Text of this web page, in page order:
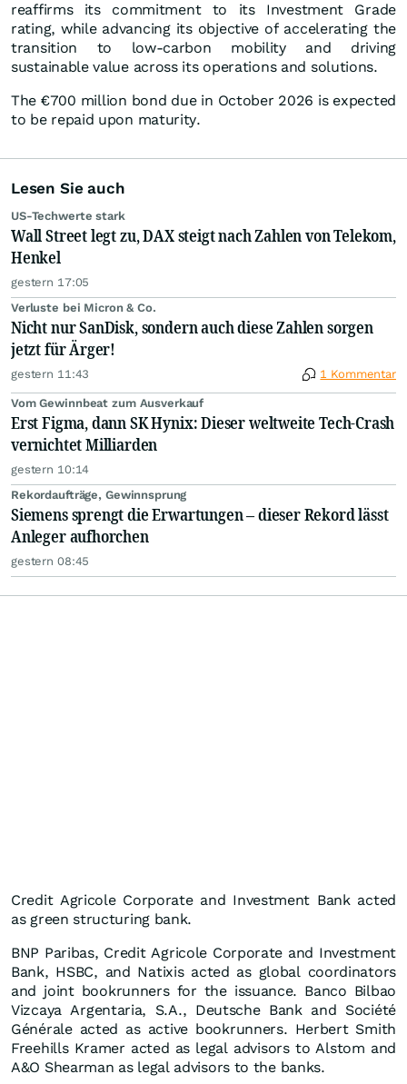
reaffirms its commitment to its Investment Grade
rating, while advancing its objective of accelerating the
transition to low-carbon mobility and driving
sustainable value across its operations and solutions.
The €700 million bond due in October 2026 is expected
to be repaid upon maturity.
Lesen Sie auch
US-Techwerte stark
Wall Street legt zu, DAX steigt nach Zahlen von Telekom,
Henkel
gestern 17:05
Verluste bei Micron & Co.
Nicht nur SanDisk, sondern auch diese Zahlen sorgen
jetzt für Ärger!
gestern 11:43 1 Kommentar
Vom Gewinnbeat zum Ausverkauf
Erst Figma, dann SK Hynix: Dieser weltweite Tech-Crash
vernichtet Milliarden
gestern 10:14
Rekordaufträge, Gewinnsprung
Siemens sprengt die Erwartungen – dieser Rekord lässt
Anleger aufhorchen
gestern 08:45
Credit Agricole Corporate and Investment Bank acted
as green structuring bank.
BNP Paribas, Credit Agricole Corporate and Investment
Bank, HSBC, and Natixis acted as global coordinators
and joint bookrunners for the issuance. Banco Bilbao
Vizcaya Argentaria, S.A., Deutsche Bank and Société
Générale acted as active bookrunners. Herbert Smith
Freehills Kramer acted as legal advisors to Alstom and
A&O Shearman as legal advisors to the banks.